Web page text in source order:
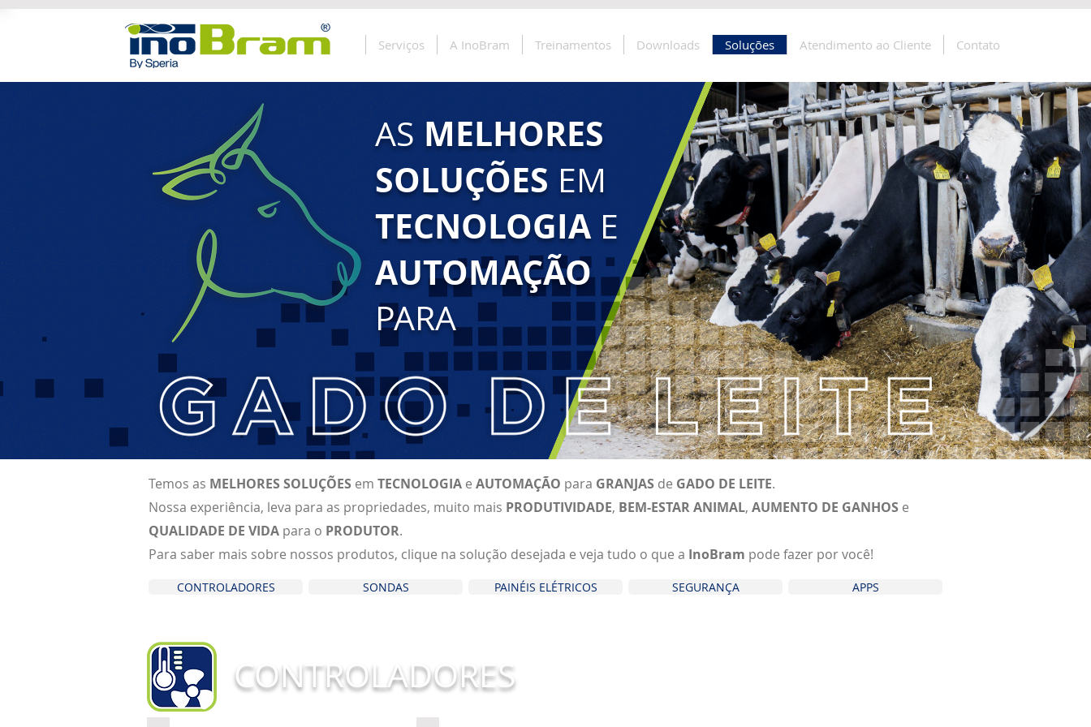
Serviços A InoBram Treinamentos Downloads Soluções Atendimento ao Cliente Contato
AS MELHORES
SOLUÇÕES EM
TECNOLOGIA E
AUTOMAÇÃO
PARA
Temos as MELHORES SOLUÇÕES em TECNOLOGIA e AUTOMAÇÃO para GRANJAS de GADO DE LEITE.
Nossa experiência, leva para as propriedades, muito mais PRODUTIVIDADE, BEM-ESTAR ANIMAL, AUMENTO DE GANHOS e
QUALIDADE DE VIDA para o PRODUTOR.
Para saber mais sobre nossos produtos, clique na solução desejada e veja tudo o que a InoBram pode fazer por você!
CONTROLADORES SONDAS PAINÉIS ELÉTRICOS SEGURANÇA APPS
CONTROLADORES